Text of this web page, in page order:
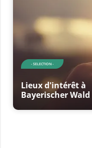
- SELECTION -
Lieux d'intérêt à
Bayerischer Wald